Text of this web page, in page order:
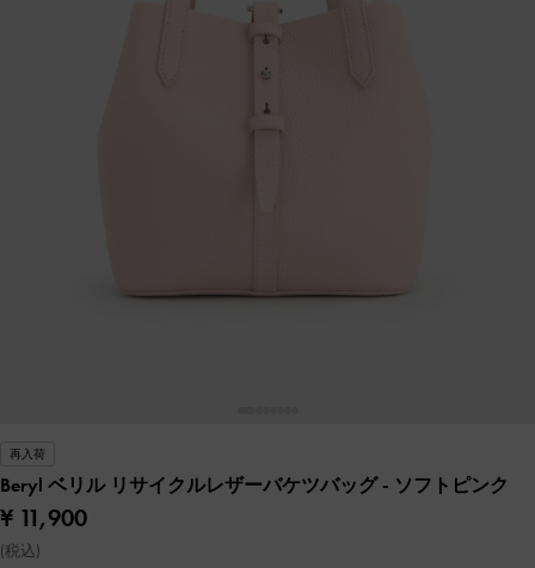
再入荷
Beryl ベリル リサイクルレザーバケツバッグ- ソフトピンク
¥ 11,900
(税込)